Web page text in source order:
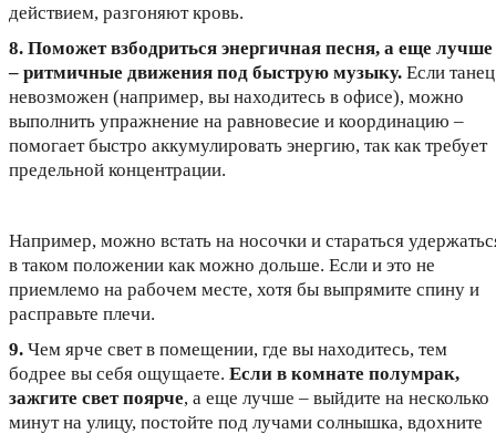
действием, разгоняют кровь.
8. Поможет взбодриться энергичная песня, а еще лучше
– ритмичные движения под быструю музыку. Если танец
невозможен (например, вы находитесь в офисе), можно
выполнить упражнение на равновесие и координацию –
помогает быстро аккумулировать энергию, так как требует
предельной концентрации.
Например, можно встать на носочки и стараться
в таком положении как можно дольше. Если и это не
приемлемо на рабочем месте, хотя бы выпрямите спину и
расправьте плечи.
9. Чем ярче свет в помещении, где вы находитесь, тем
бодрее вы себя ощущаете. Если в комнате полумрак,
зажгите свет поярче, а еще лучше – выйдите на несколько
минут на улицу, постойте под лучами солнышка, вдохните